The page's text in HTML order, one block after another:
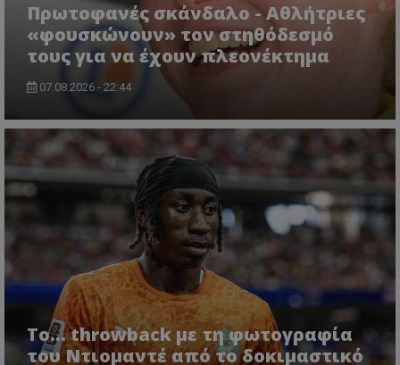
Πρωτοφανές σκάνδαλο - Aθλήτριες
«φουσκώνουν» τον στηθόδεσμό
τους για να έχουν πλεονέκτημα
07.08.2026 - 22:44
Το... throwback με τη φωτογραφία
του Ντιομαντέ από το δοκιμαστικό